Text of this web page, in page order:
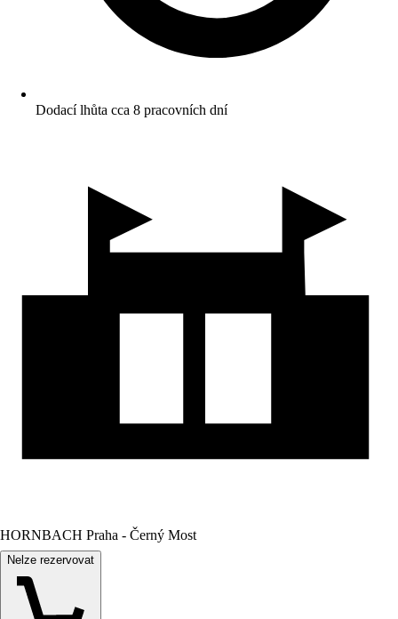
Dodací lhůta cca 8 pracovních dní
HORNBACH Praha - Černý Most
Nelze rezervovat